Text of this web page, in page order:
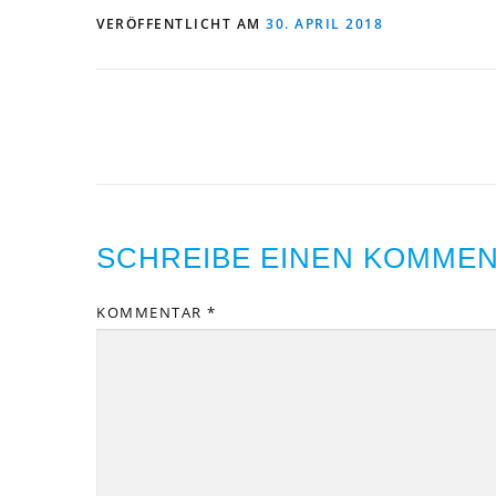
VERÖFFENTLICHT AM 30. APRIL 2018
SCHREIBE EINEN
KOMMENTAR *